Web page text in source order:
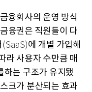
융회사의 운영 방식
융권은 직원들이 다
(SaaS)에 개별 가입해
라 사용자 수만큼 매
하는 구조가 유지됐
크가 분산되는 효과